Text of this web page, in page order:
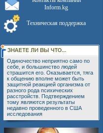
Inform.kg
Техническая поддержка
Одиночество неприятно само по
себе, и большинство людей
страшится его. Оказывается, тяга
к общению вполне может быть
защитной реакцией организма от
разного рода психических
расстройств. Подтверждением
тому являются результаты
недавно проведенного в США
исследования